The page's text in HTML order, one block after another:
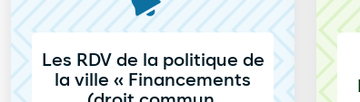
Les RDV de la politique de
la ville « Financements